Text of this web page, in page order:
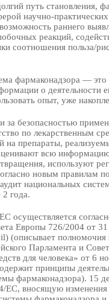
путь становления,
научно-
раннего
реакций,
соотношения польза/
фармаконадзора —
о деятельности
опыт, уже
безопасностью
по лекарственным
на препараты,
всю
используют
новым правилам
национальных
года.
осуществляется
Европы 726/2004 от
(описывает полномочия
Парламента и
для человека» от 6
принципы
фармаконадзора). 15
ЕС, вносящую